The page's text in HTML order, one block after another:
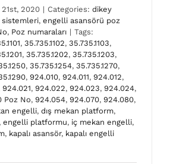
2020 | Categories: dikey
sistemleri, engelli asansörü poz
, Poz numaraları | Tags:
, 35.735.1102, 35.735.1103,
, 35.735.1202, 35.735.1203,
, 35.735.1254, 35.735.1270,
, 924.010, 924.011, 924.012,
924.021, 924.022, 924.023, 924.024,
Poz No, 924.054, 924.070, 924.080,
engelli, dış mekan platform,
, engelli platformu, iç mekan engelli,
, kapalı asansör, kapalı engelli